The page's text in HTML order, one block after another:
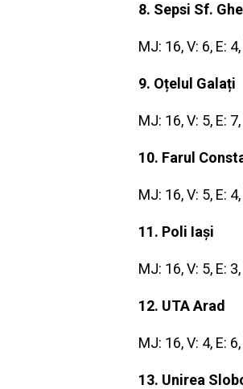
8. Sepsi Sf.
MJ: 16, V: 6, E:
9. Oțelul Galați
MJ: 16, V: 5, E:
10. Farul
MJ: 16, V: 5, E:
11. Poli Iași
MJ: 16, V: 5, E:
12. UTA Arad
MJ: 16, V: 4, E:
13. Unirea